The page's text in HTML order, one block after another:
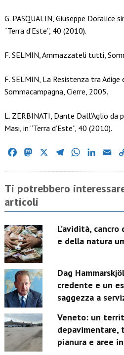
G. PASQUALIN, Giuseppe Doralice
“Terra d’Este”, 40 (2010).
F. SELMIN, Ammazzateli tutti,
F. SELMIN, La Resistenza tra Adige
Sommacampagna, Cierre, 2005.
L. ZERBINATI, Dante Dall’Aglio da
Masi, in “Terra d’Este”, 40 (2010).
FacebookMastodon TelegramWhatsApp
Ti potrebbero
articoli
L’avidità,
e della natura
Dag
credente e un
saggezza a
Veneto: un
depavimentare,
pianura e aree